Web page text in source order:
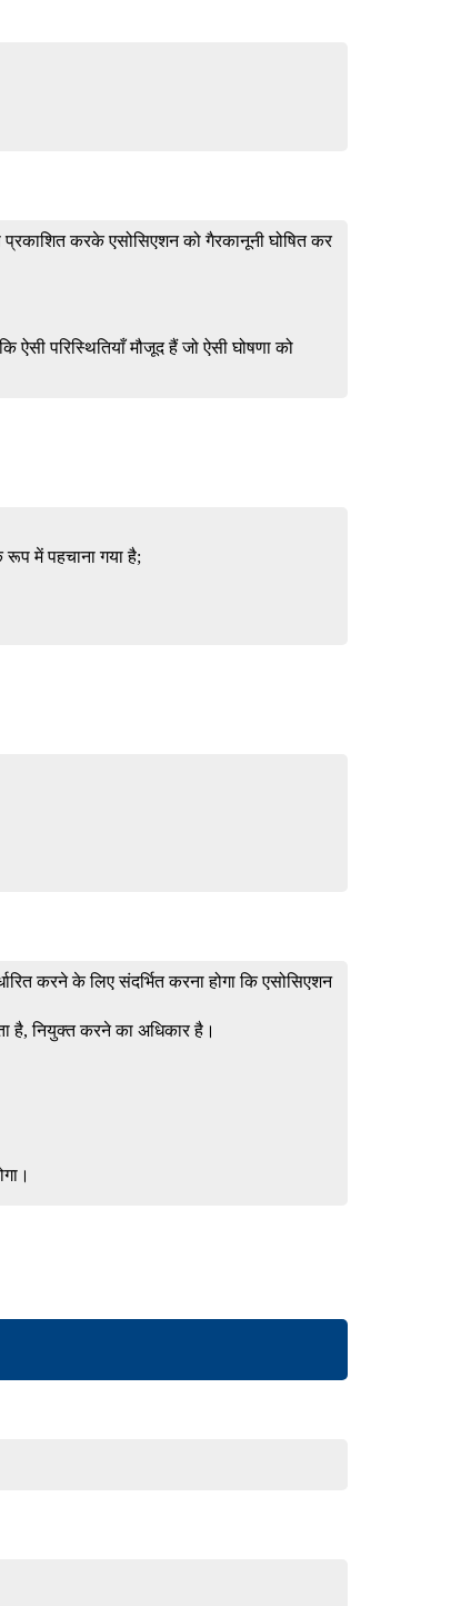
करके एसोसिएशन को गैरकानूनी घोषित कर
परिस्थितियाँ मौजूद हैं जो ऐसी घोषणा को
में पहचाना गया है;
करने के लिए संदर्भित करना होगा कि एसोसिएशन
है, नियुक्त करने का अधिकार है।